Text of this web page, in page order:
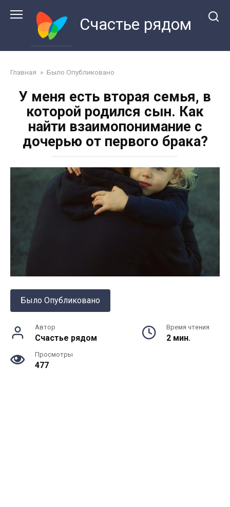
Счастье рядом
Главная » Было Опубликовано
У меня есть вторая семья, в
которой родился сын. Как
найти взаимопонимание с
дочерью от первого брака?
Было Опубликовано
Автор
Счастье рядом
Время чтения
2 мин.
Просмотры
477